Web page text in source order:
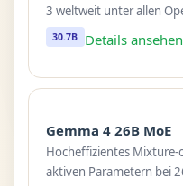
3 weltweit unter allen
30.7B Details ansehen
Gemma 4 26B MoE
Hocheffizientes
aktiven Parametern bei